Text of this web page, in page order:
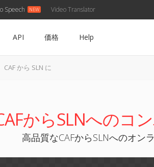
Speech Video Translator
API 価格 Help
CAF から SLN に
からSLNへのコ
高品質なCAFからSLNへのオン